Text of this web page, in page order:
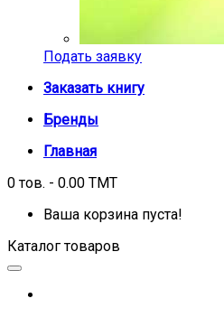
Подать заявку
Заказать книгу
Бренды
Главная
0 тов. - 0.00 TMT
Ваша корзина пуста!
Каталог товаров